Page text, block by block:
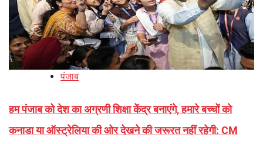
पंजाब
हम पंजाब को देश का अग्रणी शिक्षा केंद्र बनाएंगे, हमारे बच्चों को
कनाडा या ऑस्ट्रेलिया की ओर देखने की जरूरत नहीं रहेगी: CM